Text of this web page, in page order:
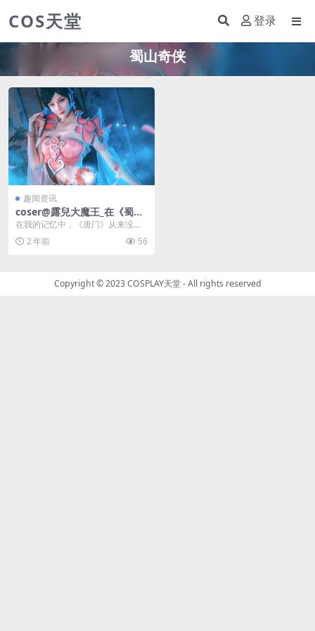
COS天堂 登录
蜀山奇侠
趣闻资讯
coser@露兒大魔王_在《蜀山
奇侠》手游中的“唐门cospla
在我的记忆中，《唐门》从来没有
如此性感过。一组由coser@露兒大
魔王拍摄制作的...
2 年前 56
Copyright © 2023COSPLAY天堂- All rights reserved